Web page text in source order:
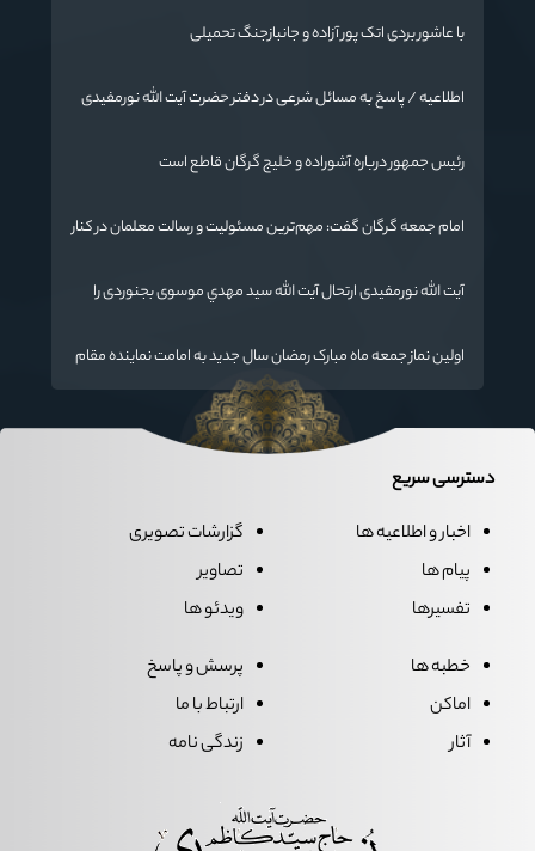
با عاشور بردی اتک پور آزاده و جانبازجنگ تحمیلی
اطلاعیه / پاسخ به مسائل شرعی در دفتر حضرت آیت الله نورمفیدی
رئیس جمهور درباره آشوراده و خلیج گرگان قاطع است
امام جمعه گرگان گفت: مهم‌ترین مسئولیت و رسالت معلمان در کنار
مفید برای آینده ایران اسلامی است.
آیت الله نورمفیدی ارتحال آیت الله سيد مهدي موسوی بجنوردی را
اولین نماز جمعه ماه مبارک رمضان سال جدید به امامت نماینده مقام
معظم رهبری دراستان گلستان اقامه می گردد.
دسترسی سریع
اخبار و اطلاعیه ها
پیام ها
تفسیرها
گزارشات تصویری
تصاویر
ویدئو ها
خطبه ها
اماکن
آثار
پرسش و پاسخ
ارتباط با ما
زندگی نامه